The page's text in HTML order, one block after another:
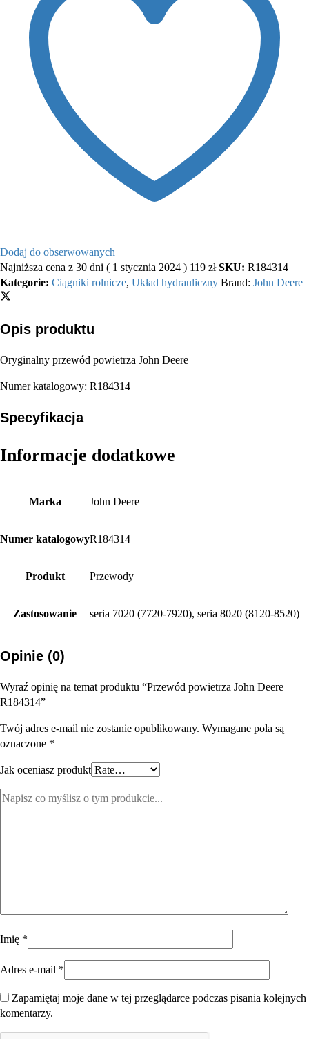
Dodaj do obserwowanych
Najniższa cena z 30 dni ( 1 stycznia 2024 ) 119 zł SKU: R184314
Kategorie: Ciągniki rolnicze, Układ hydrauliczny Brand: John Deere
Opis produktu
Oryginalny przewód powietrza John Deere
Numer katalogowy: R184314
Specyfikacja
Informacje dodatkowe
Marka John Deere
Numer katalogowyR184314
Produkt Przewody
Zastosowanie seria 7020 (7720-7920), seria 8020 (8120-8520)
Opinie (0)
Wyraź opinię na temat produktu “Przewód powietrza John Deere
R184314”
Twój adres e-mail nie zostanie opublikowany. Wymagane pola są
oznaczone *
Jak oceniasz produkt
Imię *
Adres e-mail *
Zapamiętaj moje dane w tej przeglądarce podczas pisania kolejnych
komentarzy.